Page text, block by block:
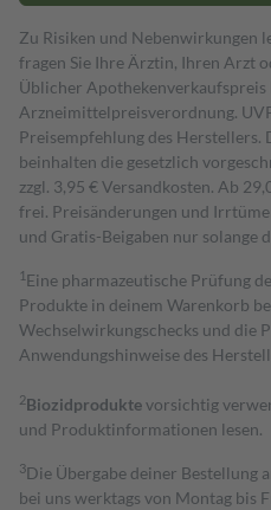
Zu Risiken und Nebenwirkungen
fragen Sie Ihre Ärztin, Ihren Arzt
Üblicher Apothekenverkaufspreis
Arzneimittelpreisverordnung.
Preisempfehlung des Herstellers.
beinhalten die gesetzlich
zzgl. 3,95 € Versandkosten. Ab
frei. Preisänderungen und
und Gratis-Beigaben nur solange
1 Eine pharmazeutische Prüfung
Produkte in deinem Warenkorb
Wechselwirkungschecks und die
Anwendungshinweise des
2Biozidproduktevorsichtig
und Produktinformationen lesen.
3Die Übergabe deiner Bestellung
bei uns werktags von Montag bis